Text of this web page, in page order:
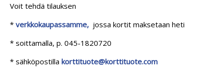
Voit tehdä tilauksen
* verkkokaupassamme, jossa kortit maksetaan heti
* soittamalla, p. 045-1820720
* sähköpostilla korttituote@korttituote.com